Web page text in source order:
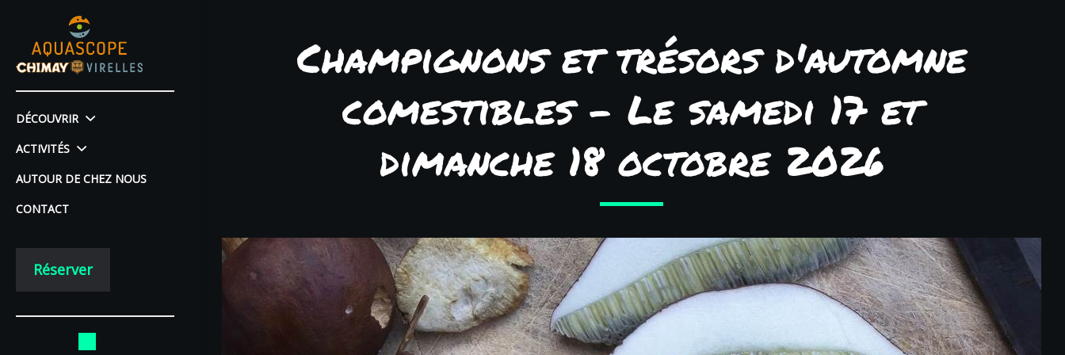
DÉCOUVRIR
ACTIVITÉS
AUTOUR DE CHEZ NOUS
CONTACT
Réserver
Champignons et trésors d'automne
comestibles - Le samedi 17 et
dimanche 18 octobre 2026